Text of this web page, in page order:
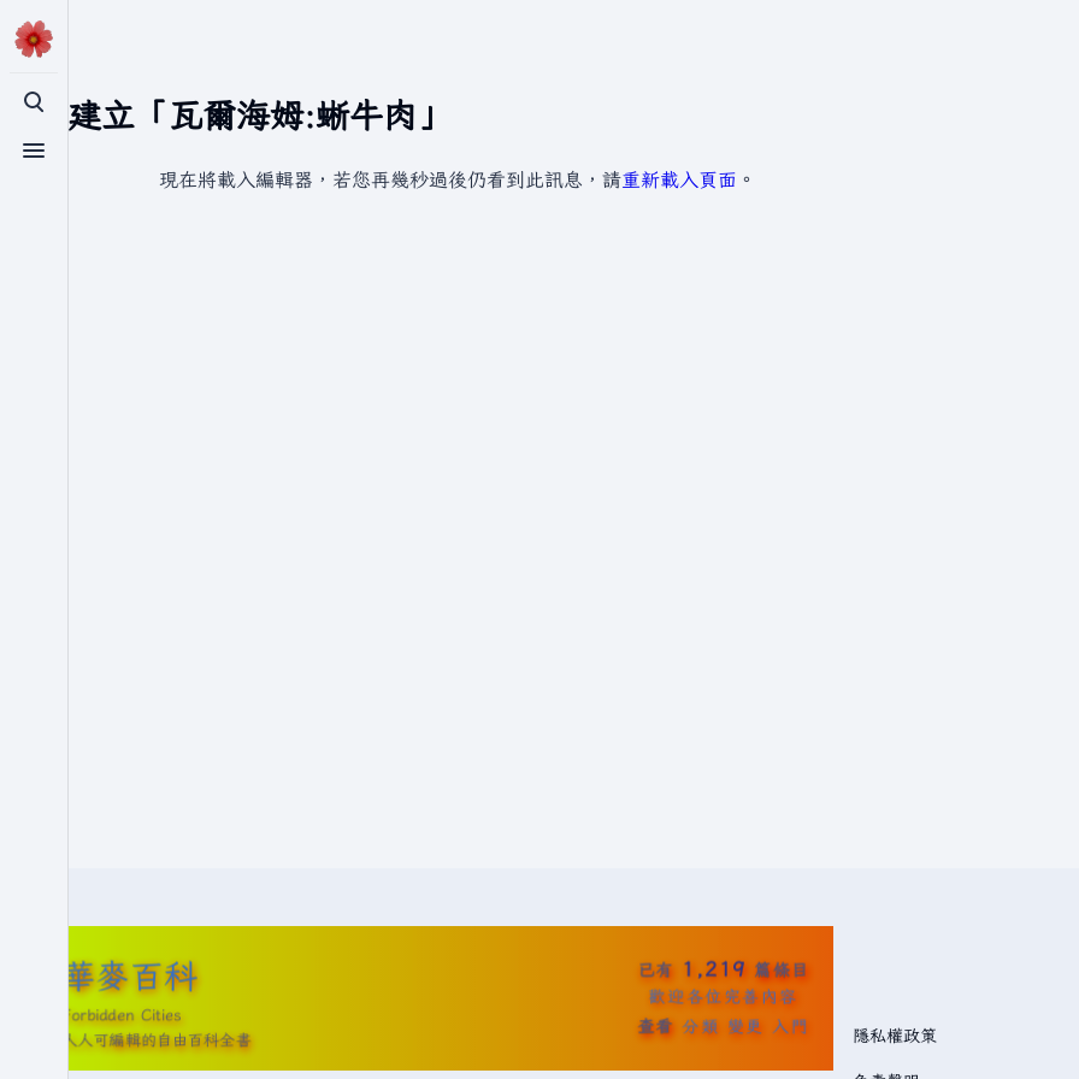
切換搜尋
切換選單
正在建立「瓦爾海姆:蜥牛肉」
現在將載入編輯器，若您再幾秒過後仍看到此訊息，請重新載入頁面 。
華麥百科
Forbidden Cities
人人可編輯的自由百科全書
已有 1,219 篇條目
歡迎各位完善內容
查看 分類 變更 入門 隱私權政策